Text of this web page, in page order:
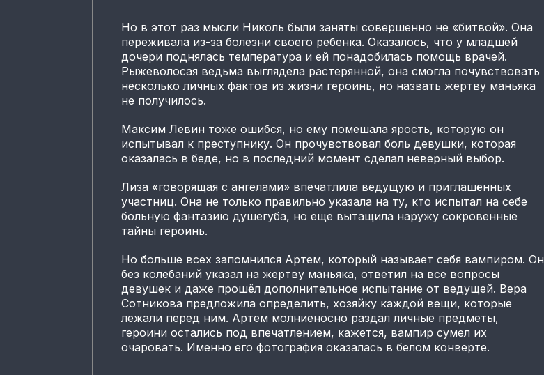
Но в этот раз мысли Николь были заняты совершенно не «битвой». Она
переживала из-за болезни своего ребенка. Оказалось, что у младшей
дочери поднялась температура и ей понадобилась помощь врачей.
Рыжеволосая ведьма выглядела растерянной, она смогла почувствовать
несколько личных фактов из жизни героинь, но назвать жертву маньяка
не получилось.
Максим Левин тоже ошибся, но ему помешала ярость, которую он
испытывал к преступнику. Он прочувствовал боль девушки, которая
оказалась в беде, но в последний момент сделал неверный выбор.
Лиза «говорящая с ангелами» впечатлила ведущую и приглашённых
участниц. Она не только правильно указала на ту, кто испытал на себе
больную фантазию душегуба, но еще вытащила наружу сокровенные
тайны героинь.
Но больше всех запомнился Артем, который называет себя вампиром. Он
без колебаний указал на жертву маньяка, ответил на все вопросы
девушек и даже прошёл дополнительное испытание от ведущей. Вера
Сотникова предложила определить, хозяйку каждой вещи, которые
лежали перед ним. Артем молниеносно раздал личные предметы,
героини остались под впечатлением, кажется, вампир сумел их
очаровать. Именно его фотография оказалась в белом конверте.